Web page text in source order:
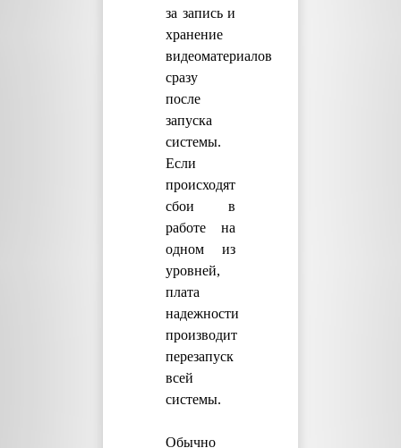
за запись и
хранение
видеоматериалов
сразу
после
запуска
системы.
Если
происходят
сбои в
работе на
одном из
уровней,
плата
надежности
производит
перезапуск
всей
системы.
Обычно